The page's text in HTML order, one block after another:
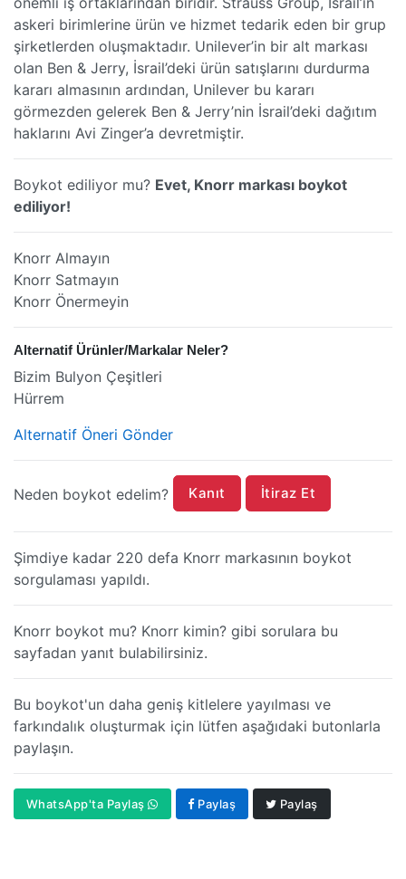
askeri birimlerine ürün ve hizmet tedarik eden bir grup
şirketlerden oluşmaktadır. Unilever’in bir alt markası
olan Ben & Jerry, İsrail’deki ürün satışlarını durdurma
kararı almasının ardından, Unilever bu kararı
görmezden gelerek Ben & Jerry’nin İsrail’deki dağıtım
haklarını Avi Zinger’a devretmiştir.
Boykot ediliyor mu? Evet, Knorr markası boykot
ediliyor!
Knorr Almayın
Knorr Satmayın
Knorr Önermeyin
Alternatif Ürünler/Markalar Neler?
Bizim Bulyon Çeşitleri
Hürrem
Alternatif Öneri Gönder
Neden boykot edelim? Kanıt İtiraz Et
Şimdiye kadar 220 defa Knorr markasının boykot
sorgulaması yapıldı.
Knorr boykot mu? Knorr kimin? gibi sorulara bu
sayfadan yanıt bulabilirsiniz.
Bu boykot'un daha geniş kitlelere yayılması ve
farkındalık oluşturmak için lütfen aşağıdaki butonlarla
paylaşın.
WhatsApp'ta Paylaş Paylaş Paylaş